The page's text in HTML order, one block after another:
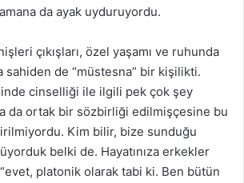
da ayak uyduruyordu.
çıkışları, özel yaşamı ve ruhunda
sahiden de “müstesna” bir kişilikti.
cinselliği ile ilgili pek çok şey
da ortak bir sözbirliği edilmişçesine bu
Kim bilir, bize sunduğu
belki de. Hayatınıza erkekler
platonik olarak tabi ki. Ben bütün